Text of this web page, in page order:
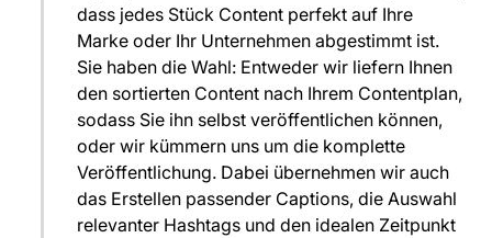
dass jedes Stück Content perfekt auf Ihre
Marke oder Ihr Unternehmen abgestimmt ist.
Sie haben die Wahl: Entweder wir liefern Ihnen
den sortierten Content nach Ihrem Contentplan,
sodass Sie ihn selbst veröffentlichen können,
oder wir kümmern uns um die komplette
Veröffentlichung. Dabei übernehmen wir auch
das Erstellen passender Captions, die Auswahl
relevanter Hashtags und den idealen Zeitpunkt